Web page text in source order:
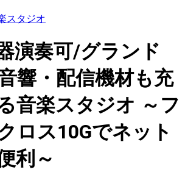
スタジオ
演奏可/グランド
響・配信機材も充
音楽スタジオ ～フ
ロス10Gでネット
利～